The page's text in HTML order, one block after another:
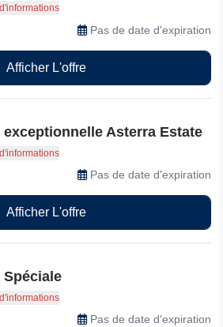
4% de remise immédiate sur tous les
Plus d'informations
Pas de date d'expiration
Afficher L'offre
exceptionnelle Asterra Estate
jusqu'à 1% de remise sur votre achat
90 jours suivant votre inscription
Plus d'informations
Pas de date d'expiration
Afficher L'offre
Spéciale
Asterra offre une aire de jeux sûre
pour les enfants du village
Plus d'informations
Pas de date d'expiration